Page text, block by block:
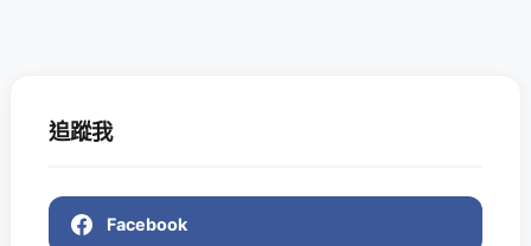
追蹤我
Facebook